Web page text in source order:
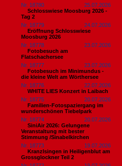
Nr. 18780
25.07.2026
Schlosswiese Moosburg 2026 -
Tag 2
Nr. 18779
24.07.2026
Eröffnung Schlosswiese
Moosburg 2026
Nr. 18778
23.07.2026
Fotobesuch am
Flatschachersee
Nr. 18777
23.07.2026
Fotobesuch im Minimundus -
die kleine Welt am Wörthersee
Nr. 18776
22.07.2026
WHITE LIES Konzert in Laibach
Nr. 18775
20.07.2026
Familien-Fotospaziergang im
wunderschönen Tiebelpark
Nr. 18774
20.07.2026
SiniAir 2026: Gelungene
Veranstaltung mit bester
Stimmung /Sinabelkirchen
Nr. 18773
19.07.2026
Kranzlsingen in Heiligenblut am
Grossglockner Teil 2